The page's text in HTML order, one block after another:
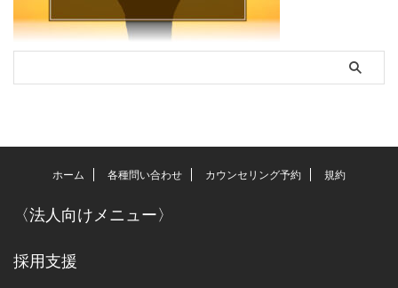
ホーム 各種問い合わせ カウンセリング予約 規約
〈法人向けメニュー〉
採用支援